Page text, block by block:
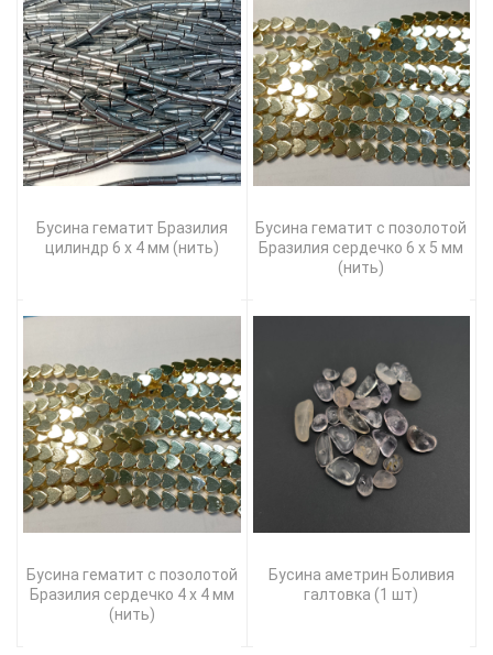
Бусина гематит Бразилия
цилиндр 6 х 4 мм (нить)
Бусина гематит с позолотой
Бразилия сердечко 6 х 5 мм
(нить)
Бусина гематит с позолотой
Бразилия сердечко 4 х 4 мм
(нить)
Бусина аметрин Боливия
галтовка (1 шт)